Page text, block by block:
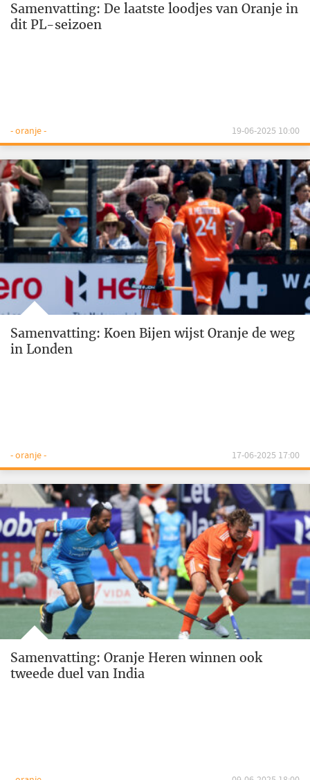
Samenvatting: De laatste loodjes van Oranje in
dit PL-seizoen
- oranje - 19-06-2025 10:00
Samenvatting: Koen Bijen wijst Oranje de weg
in Londen
- oranje - 17-06-2025 17:00
Samenvatting: Oranje Heren winnen ook
tweede duel van India